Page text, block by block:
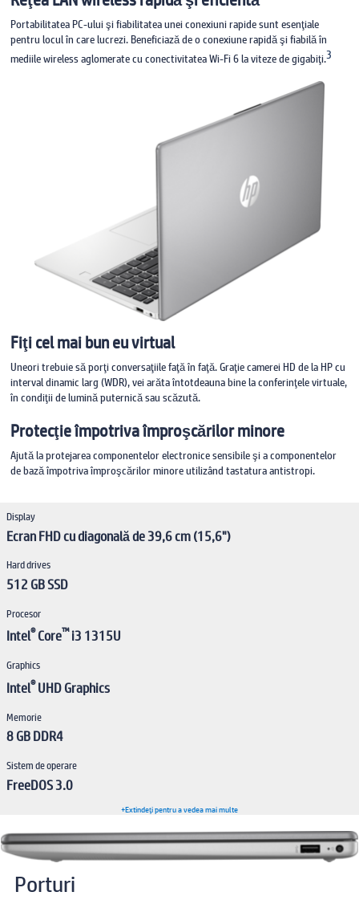
Portabilitatea PC-ului şi fiabilitatea unei conexiuni rapide sunt esenţiale
pentru locul în care lucrezi. Beneficiază de o conexiune rapidă şi fiabilă în
mediile wireless aglomerate cu conectivitatea Wi-Fi 6 la viteze de gigabiţi.3
Fiţi cel mai bun eu virtual
Uneori trebuie să porţi conversaţiile faţă în faţă. Graţie camerei HD de la HP cu
interval dinamic larg (WDR), vei arăta întotdeauna bine la conferinţele virtuale,
în condiţii de lumină puternică sau scăzută.
Protecţie împotriva împroşcărilor minore
Ajută la protejarea componentelor electronice sensibile şi a componentelor
de bază împotriva împroşcărilor minore utilizând tastatura antistropi.
Display
Ecran FHD cu diagonală de 39,6 cm (15,6")
Hard drives
512 GB SSD
Procesor
Intel®Core™i3 1315U
Graphics
Intel®UHD Graphics
Memorie
8 GB DDR4
Sistem de operare
FreeDOS 3.0
+Extindeţi pentru a vedea mai multe
Porturi